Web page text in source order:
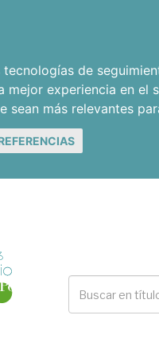
de
mejor experiencia en el
sean más relevantes